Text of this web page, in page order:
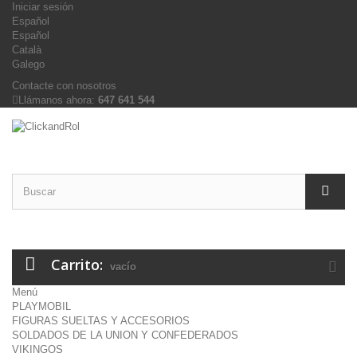
Iniciar sesión
Español
Español
Català
Galego
Contacte con nosotros
Llámanos ahora: 647 641 544
Carrito: vacío
Menú
PLAYMOBIL
FIGURAS SUELTAS Y ACCESORIOS
SOLDADOS DE LA UNION Y CONFEDERADOS
VIKINGOS